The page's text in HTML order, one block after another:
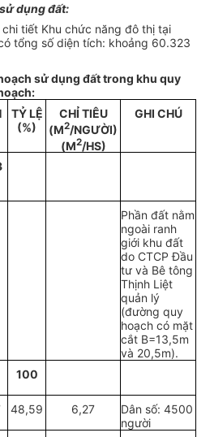
dụng đất:
tiết Khu chức năng đô thị tại
tổng số diện tích: khoảng 60.323
sử dụng đất trong khu quy
TỶ LỆ
(%)
CHỈ TIÊU
(M2/NGƯỜI)
(M2/HS)
GHI CHÚ
Phần đất nằm
ngoài ranh
giới khu đất
do CTCP Đầu
tư và Bê tông
Thịnh Liệt
quản lý
(đường quy
hoạch có mặt
cắt B=13,5m
và 20,5m).
100
48,59 6,27
Dân số: 4500
người